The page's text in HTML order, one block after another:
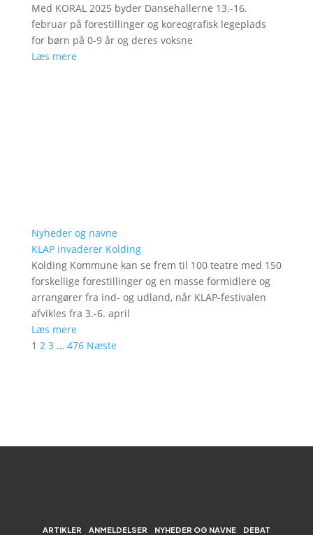
Med KORAL 2025 byder Dansehallerne 13.-16.
februar på forestillinger og koreografisk legeplads
for børn på 0-9 år og deres voksne
Læs mere
Nyheder og navne
KLAP invaderer Kolding
Kolding Kommune kan se frem til 100 teatre med 150
forskellige forestillinger og en masse formidlere og
arrangører fra ind- og udland, når KLAP-festivalen
afvikles fra 3.-6. april
Læs mere
1 2 3 … 476 Næste
ARTIKLER ANMELDELSER NYHEDER OG NAVNE DEBAT